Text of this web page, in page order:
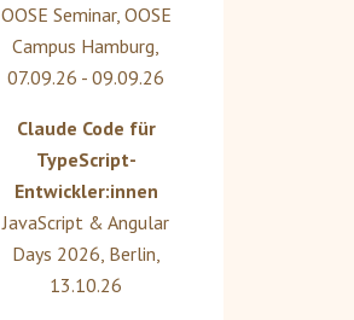
OOSE Seminar, OOSE
Campus Hamburg
07.09.26 - 09.09.26
Claude Code für
TypeScript-
Entwickler:innen
JavaScript & Angular
Days 2026 Berlin
13.10.26